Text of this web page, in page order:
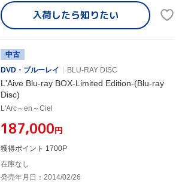
入荷したら知りたい
中古
DVD・ブルーレイ
BLU-RAY DISC
L'Aive Blu-ray BOX-Limited Edition-(Blu-ray
Disc)
L'Arc～en～Ciel
¥187,000円
獲得ポイント 1700P
在庫なし
発売年月日：2014/02/26